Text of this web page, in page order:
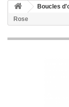
Boucles
Rose